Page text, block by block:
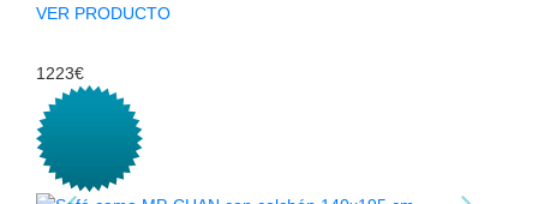
VER PRODUCTO
1223€